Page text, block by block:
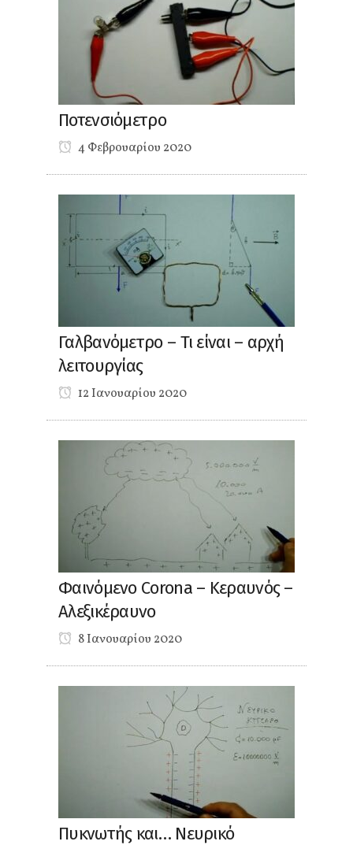
Ποτενσιόμετρο
4 Φεβρουαρίου 2020
Γαλβανόμετρο – Τι είναι – αρχή
λειτουργίας
12 Ιανουαρίου 2020
Φαινόμενο Corona – Κεραυνός –
Αλεξικέραυνο
8 Ιανουαρίου 2020
Πυκνωτής και… Νευρικό